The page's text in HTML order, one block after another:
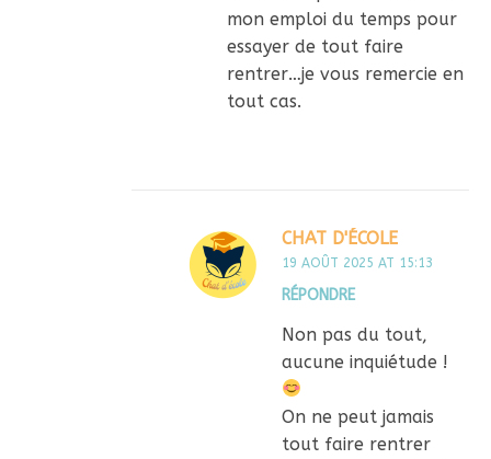
mon emploi du temps pour
essayer de tout faire
rentrer…je vous remercie en
tout cas.
CHAT D'ÉCOLE
19 AOÛT 2025 AT 15:13
RÉPONDRE
Non pas du tout,
aucune inquiétude !
On ne peut jamais
tout faire rentrer